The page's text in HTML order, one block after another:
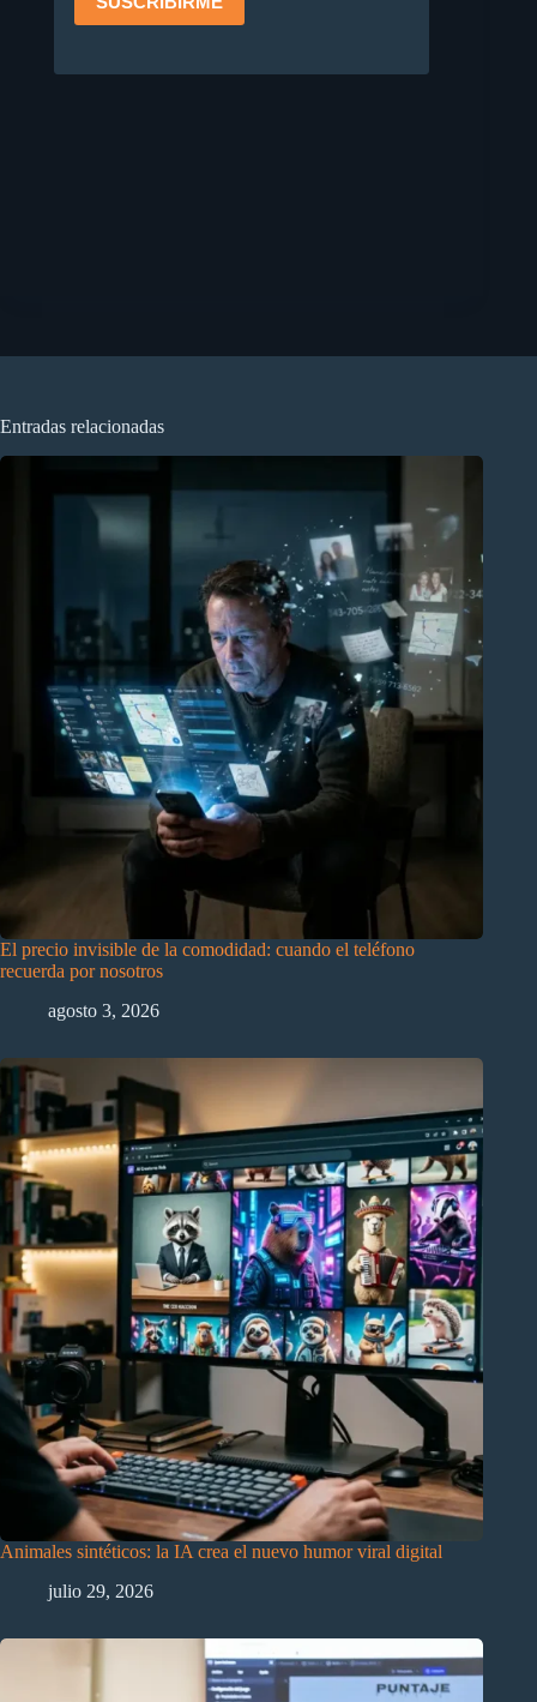
Entradas relacionadas
El precio invisible de la comodidad: cuando el teléfono
recuerda por nosotros
agosto 3, 2026
Animales sintéticos: la IA crea el nuevo humor viral digital
julio 29, 2026